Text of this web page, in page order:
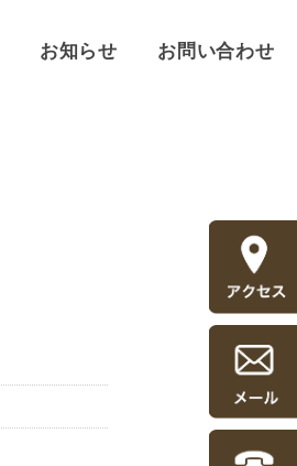
お知らせ お問い合わせ